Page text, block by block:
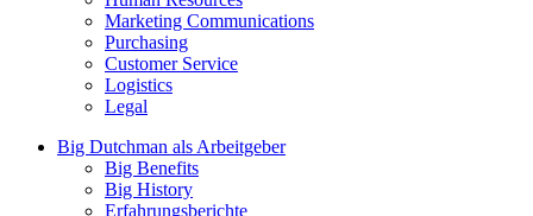
Marketing Communications
Purchasing
Customer Service
Logistics
Legal
Big Dutchman als Arbeitgeber
Big Benefits
Big History
Erfahrungsberichte